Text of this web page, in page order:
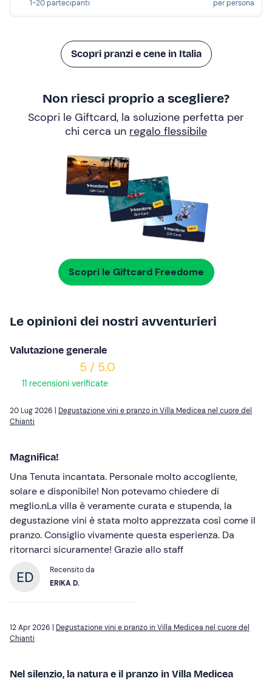
1-20 partecipanti
per persona
Scopri pranzi e cene in Italia
Non riesci proprio a scegliere?
Scopri le Giftcard, la soluzione perfetta per
chi cerca un regalo flessibile
Scopri le Giftcard Freedome
Le opinioni dei nostri avventurieri
Valutazione generale
5 / 5.0
11 recensioni verificate
20 Lug 2026 | Degustazione vini e pranzo in Villa Medicea nel cuore del
Chianti
Magnifica!
Una Tenuta incantata. Personale molto accogliente,
solare e disponibile! Non potevamo chiedere di
meglio.nLa villa è veramente curata e stupenda, la
degustazione vini è stata molto apprezzata così come il
pranzo. Consiglio vivamente questa esperienza. Da
ritornarci sicuramente! Grazie allo staff
Recensito da
ERIKA D.
12 Apr 2026 | Degustazione vini e pranzo in Villa Medicea nel cuore del
Chianti
Nel silenzio, la natura e il pranzo in Villa Medicea